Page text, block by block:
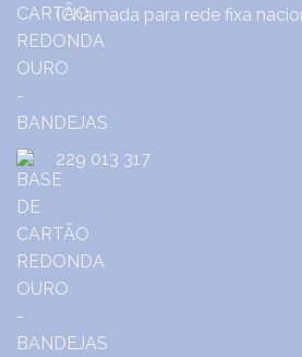
(Chamada para rede fixa
229 013 317